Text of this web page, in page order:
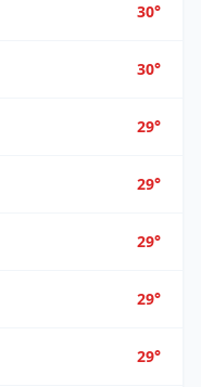
30°
30°
29°
29°
29°
29°
29°